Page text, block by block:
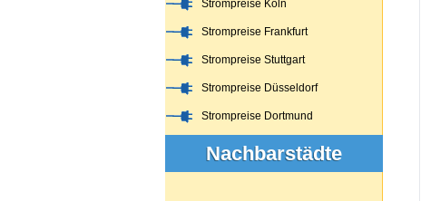
Strompreise Köln
Strompreise Frankfurt
Strompreise Stuttgart
Strompreise Düsseldorf
Strompreise Dortmund
Nachbarstädte